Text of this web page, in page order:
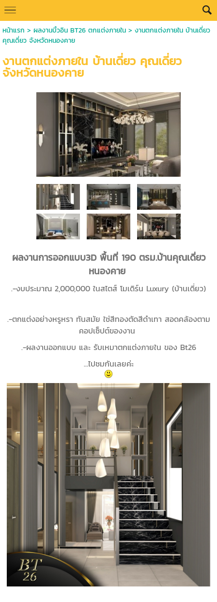
หน้าแรก > ผลงานบิ้วอิน BT26 ตกแต่งภายใน> งานตกแต่งภายใน บ้านเดี่ยว
คุณเดี่ยว จังหวัดหนองคาย
งานตกแต่งภายใน บ้านเดี่ยว คุณเดี่ยว
จังหวัดหนองคาย
ผลงานการออกแบบ3D พื้นที่ 190 ตรม.บ้านคุณเดี่ยว
หนองคาย
.-งบประมาณ 2,000,000 ในสไตส์ โมเดิร์น Luxury (บ้านเดี่ยว)
.-ตกแต่งอย่างหรูหรา ทันสมัย ใช่สีทองตัดสีดำเทา สอดคล้องตาม
คอปเซ็ปต์ของงาน
.-ผลงานออกแบบ และ รับเหมาตกแต่งภายใน ของ Bt26
...ไปชมกันเลยค่ะ